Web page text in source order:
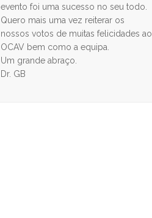
evento foi uma sucesso no seu todo.
Quero mais uma vez reiterar os
nossos votos de muitas felicidades ao
OCAV bem como a equipa.
Um grande abraço.
Dr. GB